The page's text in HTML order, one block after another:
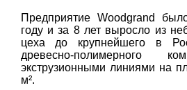
Предприятие Woodgrand
году и за 8 лет выросло из
цеха до крупнейшего в
древесно‑полимерного
экструзионными линиями на
м².